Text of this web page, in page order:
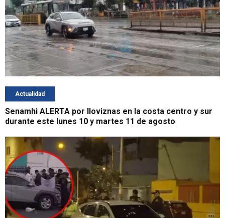
Actualidad
Senamhi ALERTA por lloviznas en la costa centro y sur
durante este lunes 10 y martes 11 de agosto